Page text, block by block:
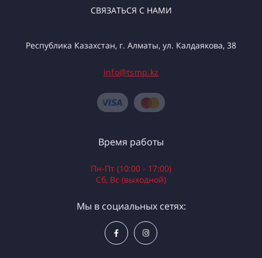
СВЯЗАТЬСЯ С НАМИ
Республика Казахстан, г. Алматы, ул. Калдаякова, 38
info@tsmp.kz
Время работы
Пн-Пт (10:00 - 17:00)
Сб, Вс (выходной)
Мы в социальных сетях: